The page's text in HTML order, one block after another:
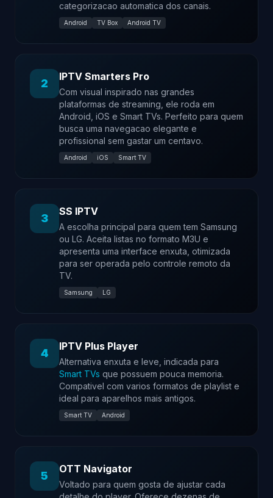
categorizacao automatica dos canais.
Android TV Box Android TV
2
IPTV Smarters Pro
Com visual inspirado nas grandes
plataformas de streaming, ele roda em
Android, iOS e Smart TVs. Perfeito para quem
busca uma navegacao elegante e
profissional sem gastar um centavo.
Android iOS Smart TV
3
SS IPTV
A escolha principal para quem tem Samsung
ou LG. Aceita listas no formato M3U e
apresenta uma interface enxuta, otimizada
para ser operada pelo controle remoto da
TV.
Samsung LG
4
IPTV Plus Player
Alternativa enxuta e leve, indicada para
Smart TVs que possuem pouca memoria.
Compativel com varios formatos de playlist e
ideal para aparelhos mais antigos.
Smart TV Android
5
OTT Navigator
Voltado para quem gosta de ajustar cada